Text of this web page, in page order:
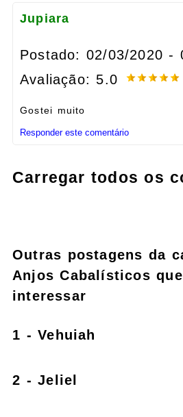
Jupiara
Postado: 02/03/2020 -
Avaliação: 5.0
Gostei muito
Responder este comentário
Carregar todos os
Outras postagens da
Anjos Cabalísticos
interessar
1 - Vehuiah
2 - Jeliel